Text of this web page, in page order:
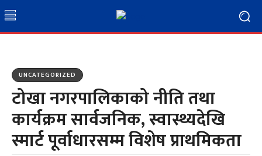
UNCATEGORIZED
टोखा नगरपालिकाको नीति तथा
कार्यक्रम सार्वजनिक, स्वास्थ्यदेखि
स्मार्ट पूर्वाधारसम्म विशेष प्राथमिकता